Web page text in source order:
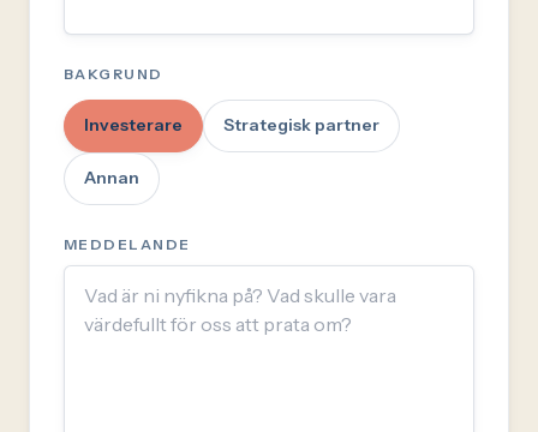
BAKGRUND
Investerare Strategisk partner
Annan
MEDDELANDE